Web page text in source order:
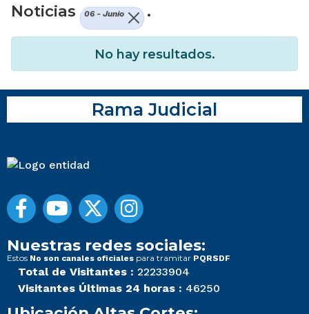
Noticias
06 - Junio .
No hay resultados.
Rama Judicial
Nuestras redes sociales:
Estos No son canales oficiales para tramitar PQRSDF
Total de Visitantes : 22233904
Visitantes Últimas 24 horas : 46250